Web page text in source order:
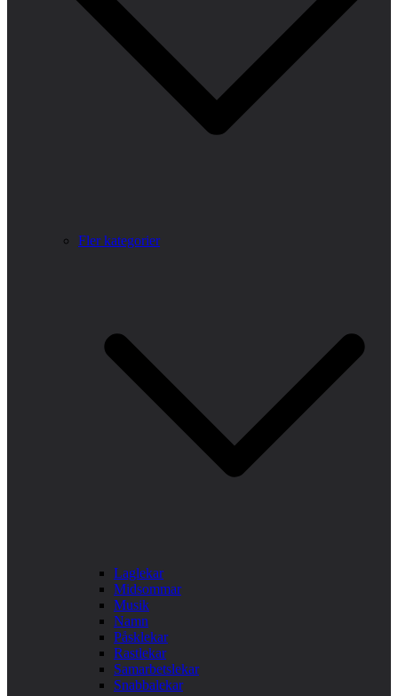
Fler kategorier
Laglekar
Midsommar
Musik
Namn
Påsklekar
Rastlekar
Samarbetslekar
Snabbalekar